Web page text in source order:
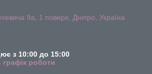
9а, 1 поверх, Дніпро, Україна
з 10:00 до 15:00
графік роботи